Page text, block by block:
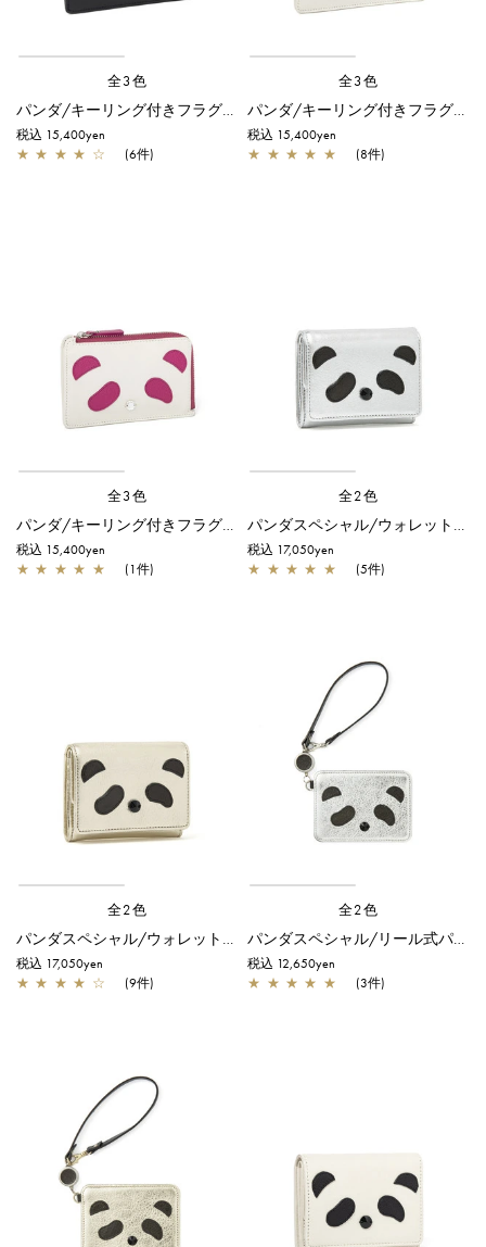
全3色
パンダ/キーリング付きフラグメントケース/ブラック×ブラック
税込 15,400yen
★ ★ ★ ★ ☆ (6件)
全3色
パンダ/キーリング付きフラグメントケース/ブラック
税込 15,400yen
★ ★ ★ ★ ★ (8件)
全3色
税込 15,400yen
★ ★ ★ ★ ★ (1件)
全2色
税込 17,050yen
★ ★ ★ ★ ★ (5件)
全2色
パンダスペシャル/ウォレット/シャンパンゴールド
税込 17,050yen
★ ★ ★ ★ ☆ (9件)
全2色
パンダスペシャル/リール式パスケース/シルバー
税込 12,650yen
★ ★ ★ ★ ★ (3件)